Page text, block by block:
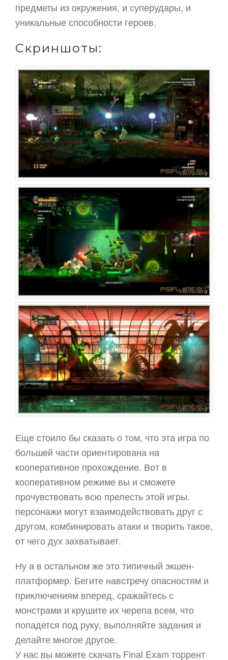
предметы из окружения, и суперудары, и
уникальные способности героев.
Скриншоты:
Еще стоило бы сказать о том, что эта игра по
большей части ориентирована на
кооперативное прохождение. Вот в
кооперативном режиме вы и сможете
прочувствовать всю прелесть этой игры.
персонажи могут взаимодействовать друг с
другом, комбинировать атаки и творить такое,
от чего дух захватывает.
Ну а в остальном же это типичный экшен-
платформер. Бегите навстречу опасностям и
приключениям вперед, сражайтесь с
монстрами и крушите их черепа всем, что
попадется под руку, выполняйте задания и
делайте многое другое.
У нас вы можете скачать Final Exam торрент